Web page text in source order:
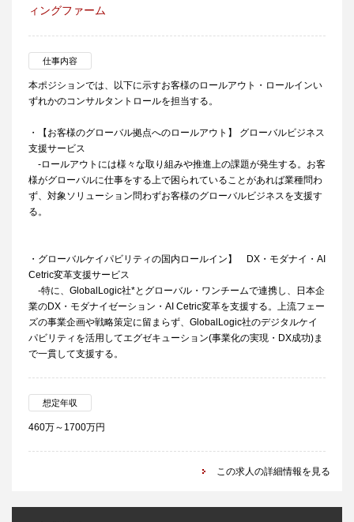
ィングファーム
仕事内容
本ポジションでは、以下に示すお客様のロールアウト・ロールインい
ずれかのコンサルタントロールを担当する。
・【お客様のグローバル拠点へのロールアウト】 グローバルビジネス
支援サービス
-ロールアウトには様々な取り組みや推進上の課題が発生する。お客
様がグローバルに仕事をする上で困られていることがあれば業種問わ
ず、対象ソリューション問わずお客様のグローバルビジネスを支援す
る。
・グローバルケイパビリティの国内ロールイン】 DX・モダナイ・AI
Cetric変革支援サービス
-特に、GlobalLogic社*とグローバル・ワンチームで連携し、日本企
業のDX・モダナイゼーション・AI Cetric変革を支援する。上流フェー
ズの事業企画や戦略策定に留まらず、GlobalLogic社のデジタルケイ
パビリティを活用してエグゼキューション(事業化の実現・DX成功)ま
で一貫して支援する。
想定年収
460万～1700万円
この求人の詳細情報を見る